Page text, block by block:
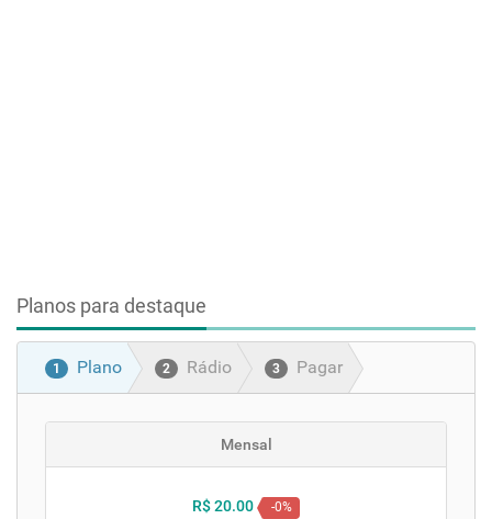
Planos para destaque
1 Plano 2 Rádio 3 Pagar
Mensal
R$ 20.00 -0%